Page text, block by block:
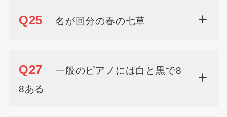
Q25 名が回分の春の七草
Q27
一般のピアノには白と黒で8
8ある